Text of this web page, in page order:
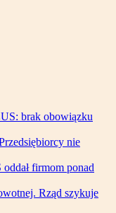
brak obowiązku
nie
firmom ponad
Rząd szykuje